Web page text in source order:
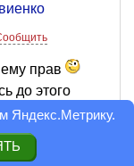
прав
до этого
есть
же
Яндекс.Метрику.